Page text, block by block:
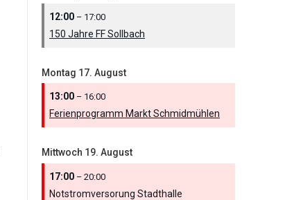
12:00 – 17:00
150 Jahre FF Sollbach
Montag 17. August
13:00 – 16:00
Ferienprogramm Markt Schmidmühlen
Mittwoch 19. August
17:00 – 20:00
Notstromversorung Stadthalle